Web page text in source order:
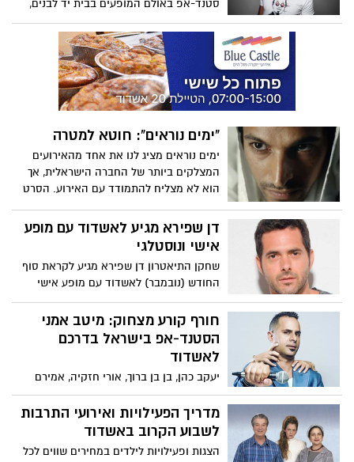
סטנד-אפ באולם המופעים בבית יד לבנים,
ההצגה עבדאללה שוורץ בכיכובם של
אבי קושניר, ענת וקסמן, אפרת בוימולד,
עודאל חיון, הצגות ופעילויות לילדים במחיר
שווה לכל נפש ועוד ועוד - כל מה שמחכה
לכם השבוע הקרוב באשדוד
"ימים נוראים": חוטא למטרה
ימים נוראים מציג לנו את אחד מהאירועים
המצלקים ביותר של החברה הישראלית, אך
הוא לא מצליח להתמודד עם האירוע. הסרט
הז'אנר שלו והחיבור ליגאל עמיר וההגעה
להבנה שלו לא מתממשים בהתאם לציפיות
הרבות מהסרט שמתיימר להיכנס לראשו של
עמיר
דן שפירא מגיע לאשדוד עם מופע
אישי ונוסטלגי
שחקן התיאטרון דן שפירא מגיע לקראת סוף
החודש (נובמבר) לאשדוד עם מופע אישי
ונוסטלגי מלא הומור ומוזיקה ישראלית
משובחת
חורף קורע מצחוק: מיטב אמני
הסטנד-אפ בישראל בדרכם
לאשדוד
יעקב כהן, בן בן ברוך, אורי חזקיה, אמירם
טובים ועוד: החורף שבפתח מזמן לכם באולם
המופעים המוכר והאינטימי של בית 'יד לבנים'
שלל מופעי סטנד אפ שנונים וקורעים מצחוק
מדריך הפעילויות ואירועי התרבות
לשבוע הקרוב באשדוד
הצגות ופעילויות לילדים במחירים שווים לכל